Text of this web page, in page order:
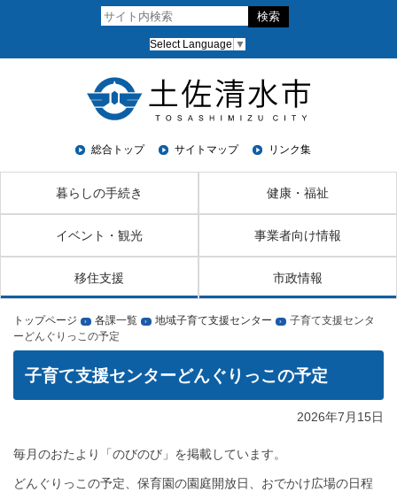
Select Language ▼
総合トップ サイトマップ リンク集
暮らしの手続き 健康・福祉
イベント・観光 事業者向け情報
移住支援 市政情報
トップページ › 各課一覧 › 地域子育て支援センター ›
子育て支援センタ
ーどんぐりっこの予定
子育て支援センターどんぐりっこの予定
2026年7月15日
毎月のおたより「のびのび」を掲載しています。
どんぐりっこの予定、保育園の園庭開放日、おでかけ広場の日程